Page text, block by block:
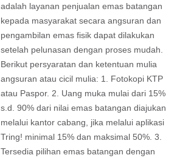
adalah layanan penjualan emas batangan
kepada masyarakat secara angsuran dan
pengambilan emas fisik dapat dilakukan
setelah pelunasan dengan proses mudah.
Berikut persyaratan dan ketentuan mulia
angsuran atau cicil mulia: 1. Fotokopi KTP
atau Paspor. 2. Uang muka mulai dari 15%
s.d. 90% dari nilai emas batangan diajukan
melalui kantor cabang, jika melalui aplikasi
Tring! minimal 15% dan maksimal 50%. 3.
Tersedia pilihan emas batangan dengan